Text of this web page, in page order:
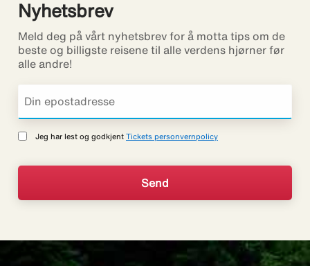
Nyhetsbrev
Meld deg på vårt nyhetsbrev for å motta tips om de
beste og billigste reisene til alle verdens hjørner før
alle andre!
Jeg har lest og godkjent Tickets personvernpolicy